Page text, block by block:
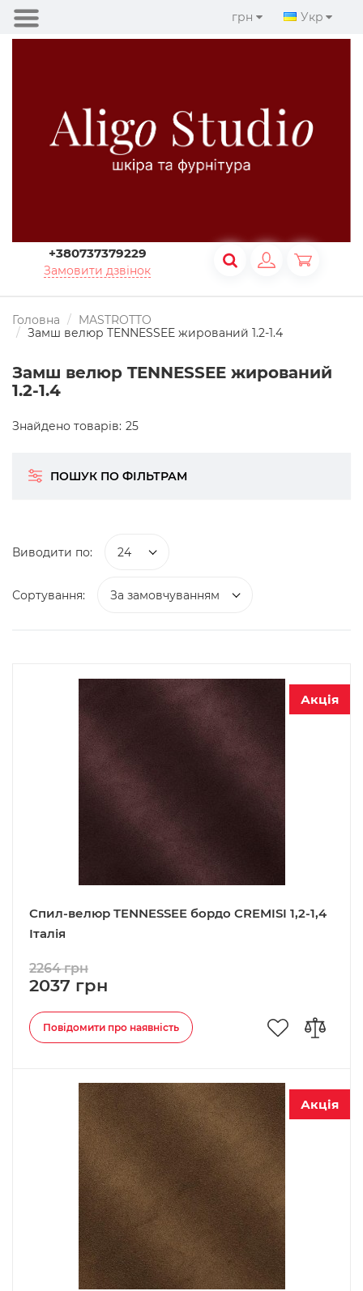
грн Укр
+380737379229
Замовити дзвінок
Головна
MASTROTTO
Замш велюр TENNESSEE жирований 1.2-1.4
Замш велюр TENNESSEE жирований
1.2-1.4
Знайдено товарів: 25
ПОШУК ПО ФІЛЬТРАМ
Виводити по: 24
Сортування: За замовчуванням
Акція
Спил-велюр TENNESSEE бордо CREMISI 1,2-1,4
Італія
2037 грн
2264 грн
Повідомити про наявність
Акція